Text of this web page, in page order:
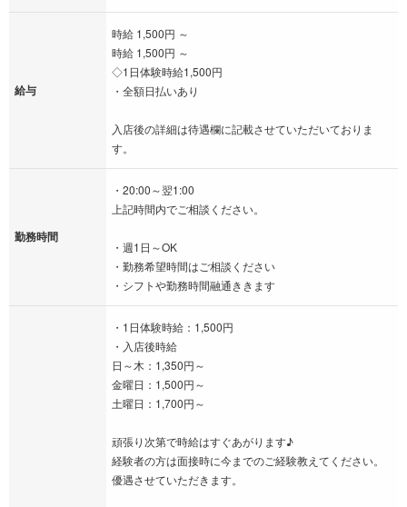
給与
時給 1,500円 ～
時給 1,500円 ～
◇1日体験時給1,500円
・全額日払いあり
入店後の詳細は待遇欄に記載させていただいておりま
す。
勤務時間
・20:00～翌1:00
上記時間内でご相談ください。
・週1日～OK
・勤務希望時間はご相談ください
・シフトや勤務時間融通ききます
・1日体験時給：1,500円
・入店後時給
日～木：1,350円～
金曜日：1,500円～
土曜日：1,700円～
頑張り次第で時給はすぐあがります♪
経験者の方は面接時に今までのご経験教えてください。
優遇させていただきます。